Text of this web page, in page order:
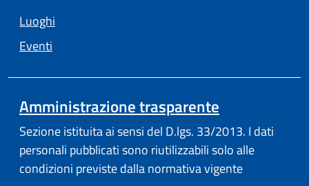
Luoghi
Eventi
Amministrazione trasparente
Sezione istituita ai sensi del D.lgs. 33/2013. I dati
personali pubblicati sono riutilizzabili solo alle
condizioni previste dalla normativa vigente